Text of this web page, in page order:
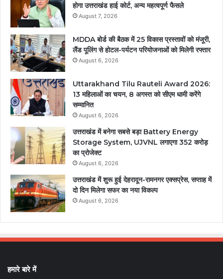
होगा उत्तराखंड हाई कोर्ट, अन्य महत्वपूर्ण फैसले
August 7, 2026
MDDA बोर्ड की बैठक में 25 विकास प्रस्तावों को मंजूरी,
लैंड पूलिंग से होटल-पर्यटन परियोजनाओं को मिलेगी रफ्तार
August 6, 2026
Uttarakhand Tilu Rauteli Award 2026:
13 महिलाओं का चयन, 8 अगस्त को सीएम धामी करेंगे
सम्मानित
August 6, 2026
उत्तराखंड में बनेगा सबसे बड़ा Battery Energy
Storage System, UJVNL लगाएगा 352 करोड़
का प्रोजेक्ट
August 6, 2026
उत्तराखंड में शुरू हुई देहरादून-रामनगर एक्सप्रेस, सप्ताह में
दो दिन मिलेगा सफर का नया विकल्प
August 6, 2026
हमारे बारे में